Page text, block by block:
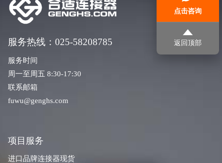
点击咨询
返回顶部
服务热线：025-58208785
服务时间
周一至周五 8:30-17:30
联系邮箱
fuwu@genghs.com
项目服务
进口品牌连接器现货